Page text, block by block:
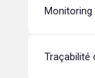
Traçabilité